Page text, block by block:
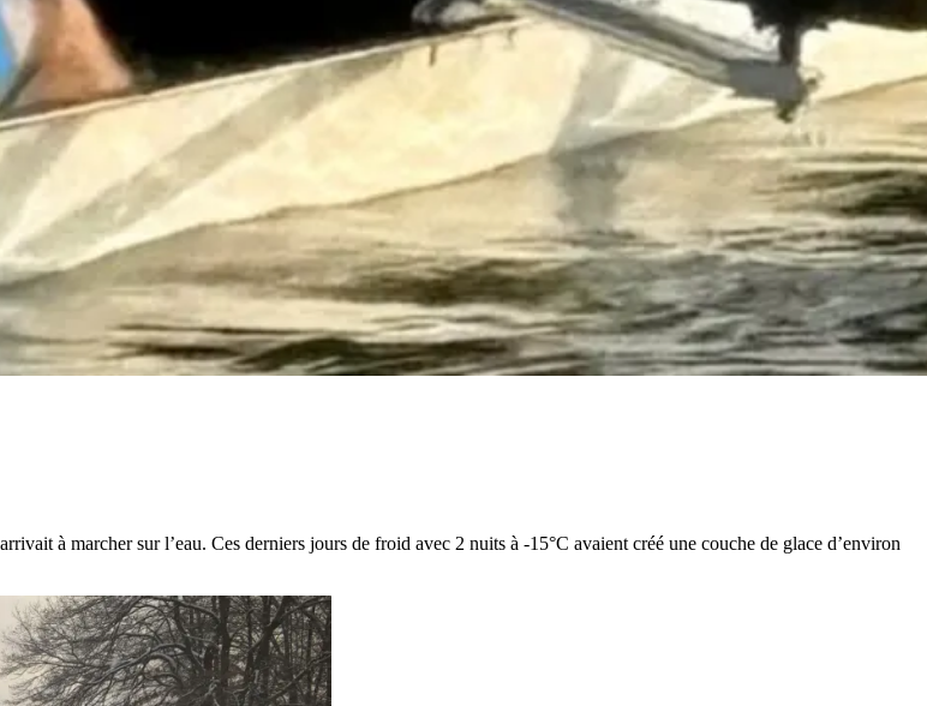
à marcher sur l’eau. Ces derniers jours de froid avec 2 nuits à -15°C avaient créé une couche de glace d’environ